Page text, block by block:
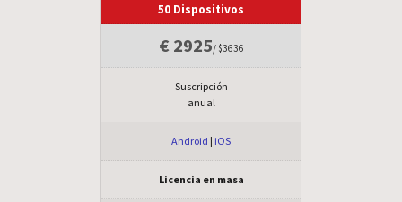
50 Dispositivos
€ 2925/ $3636
Suscripción
anual
Android | iOS
Licencia en masa